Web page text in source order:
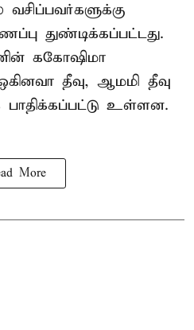
துண்டிக்கப்பட்டது.
ககோஷிமா
தீவு, ஆமமி தீவு
உள்ளன.
More